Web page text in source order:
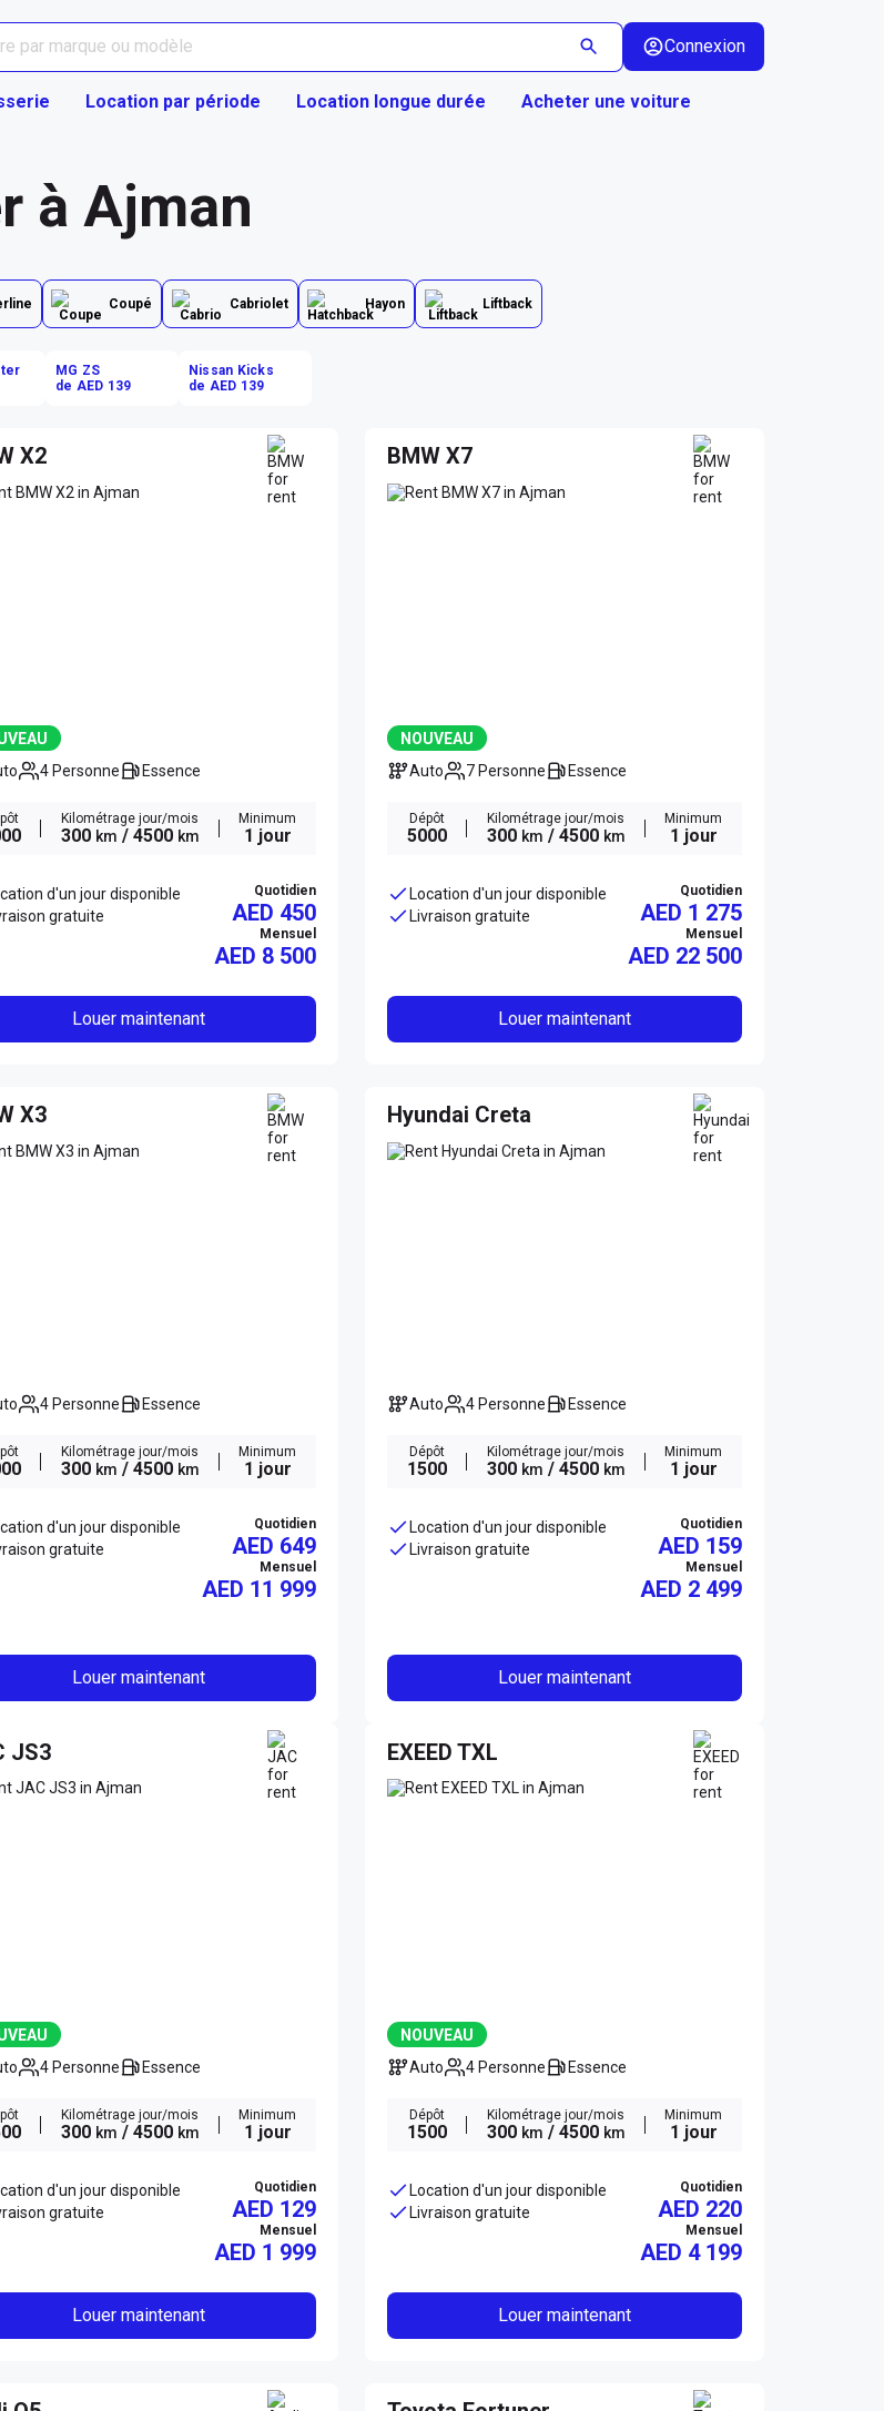
Connexion
Location par période Location longue durée Acheter une voiture
à Ajman
Coupé Cabriolet Hayon Liftback
MG ZS
de AED 139
Nissan Kicks
de AED 139
X2
4 Personne Essence
Kilométrage jour/mois
300 km / 4500 km
Minimum
1 jour
d'un jour disponible
gratuite
Quotidien
AED 450
Mensuel
AED 8 500
Louer maintenant
BMW X7
NOUVEAU
Auto
7 Personne Essence
Dépôt
5000
Kilométrage jour/mois
300 km / 4500 km
Minimum
1 jour
Location d'un jour disponible
Livraison gratuite
Quotidien
AED 1 275
Mensuel
AED 22 500
Louer maintenant
X3
4 Personne Essence
Kilométrage jour/mois
300 km / 4500 km
Minimum
1 jour
d'un jour disponible
gratuite
Quotidien
AED 649
Mensuel
AED 11 999
Louer maintenant
Hyundai Creta
Auto 4 Personne Essence
Dépôt
1500
Kilométrage jour/mois
300 km / 4500 km
Minimum
1 jour
Location d'un jour disponible
Livraison gratuite
Quotidien
AED 159
Mensuel
AED 2 499
Louer maintenant
JS3
4 Personne Essence
Kilométrage jour/mois
300 km / 4500 km
Minimum
1 jour
d'un jour disponible
gratuite
Quotidien
AED 129
Mensuel
AED 1 999
Louer maintenant
EXEED TXL
NOUVEAU
Auto
4 Personne Essence
Dépôt
1500
Kilométrage jour/mois
300 km / 4500 km
Minimum
1 jour
Location d'un jour disponible
Livraison gratuite
Quotidien
AED 220
Mensuel
AED 4 199
Louer maintenant